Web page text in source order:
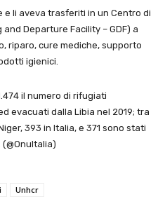
li aveva trasferiti in un Centro di
Departure Facility – GDF) a
riparo, cure mediche, supporto
igienici.
il numero di rifugiati
evacuati dalla Libia nel 2019; tra
393 in Italia, e 371 sono stati
Unhcr